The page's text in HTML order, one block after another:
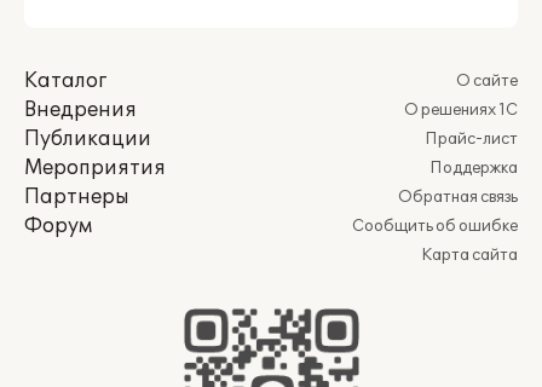
Каталог
Внедрения
Публикации
Мероприятия
Партнеры
Форум
О сайте
О решениях 1С
Прайс-лист
Поддержка
Обратная связь
Сообщить об ошибке
Карта сайта